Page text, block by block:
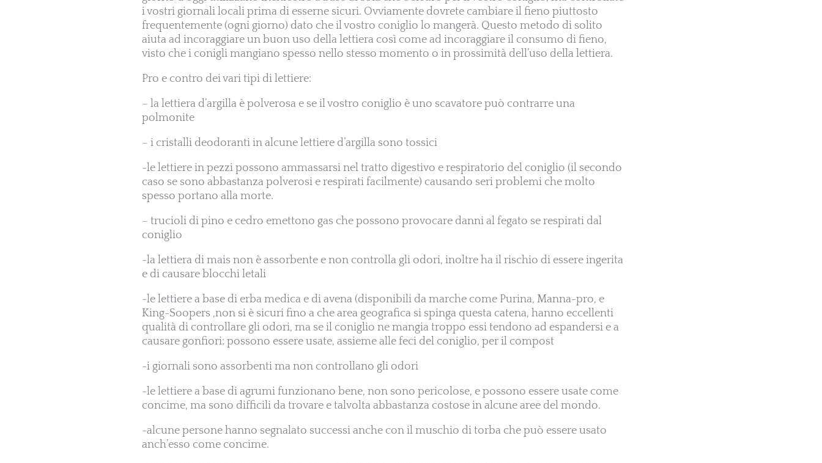
i vostri giornali locali prima di esserne sicuri. Ovviamente dovrete cambiare il fieno piuttosto
frequentemente (ogni giorno) dato che il vostro coniglio lo mangerà. Questo metodo di solito
aiuta ad incoraggiare un buon uso della lettiera così come ad incoraggiare il consumo di fieno,
visto che i conigli mangiano spesso nello stesso momento o in prossimità dell’uso della lettiera.
Pro e contro dei vari tipi di lettiere:
– la lettiera d’argilla è polverosa e se il vostro coniglio è uno scavatore può contrarre una
polmonite
– i cristalli deodoranti in alcune lettiere d’argilla sono tossici
-le lettiere in pezzi possono ammassarsi nel tratto digestivo e respiratorio del coniglio (il secondo
caso se sono abbastanza polverosi e respirati facilmente) causando seri problemi che molto
spesso portano alla morte.
– trucioli di pino e cedro emettono gas che possono provocare danni al fegato se respirati dal
coniglio
-la lettiera di mais non è assorbente e non controlla gli odori, inoltre ha il rischio di essere ingerita
e di causare blocchi letali
-le lettiere a base di erba medica e di avena (disponibili da marche come Purina, Manna-pro, e
King-Soopers ,non si è sicuri fino a che area geografica si spinga questa catena, hanno eccellenti
qualità di controllare gli odori, ma se il coniglio ne mangia troppo essi tendono ad espandersi e a
causare gonfiori; possono essere usate, assieme alle feci del coniglio, per il compost
-i giornali sono assorbenti ma non controllano gli odori
-le lettiere a base di agrumi funzionano bene, non sono pericolose, e possono essere usate come
concime, ma sono difficili da trovare e talvolta abbastanza costose in alcune aree del mondo.
-alcune persone hanno segnalato successi anche con il muschio di torba che può essere usato
anch’esso come concime.